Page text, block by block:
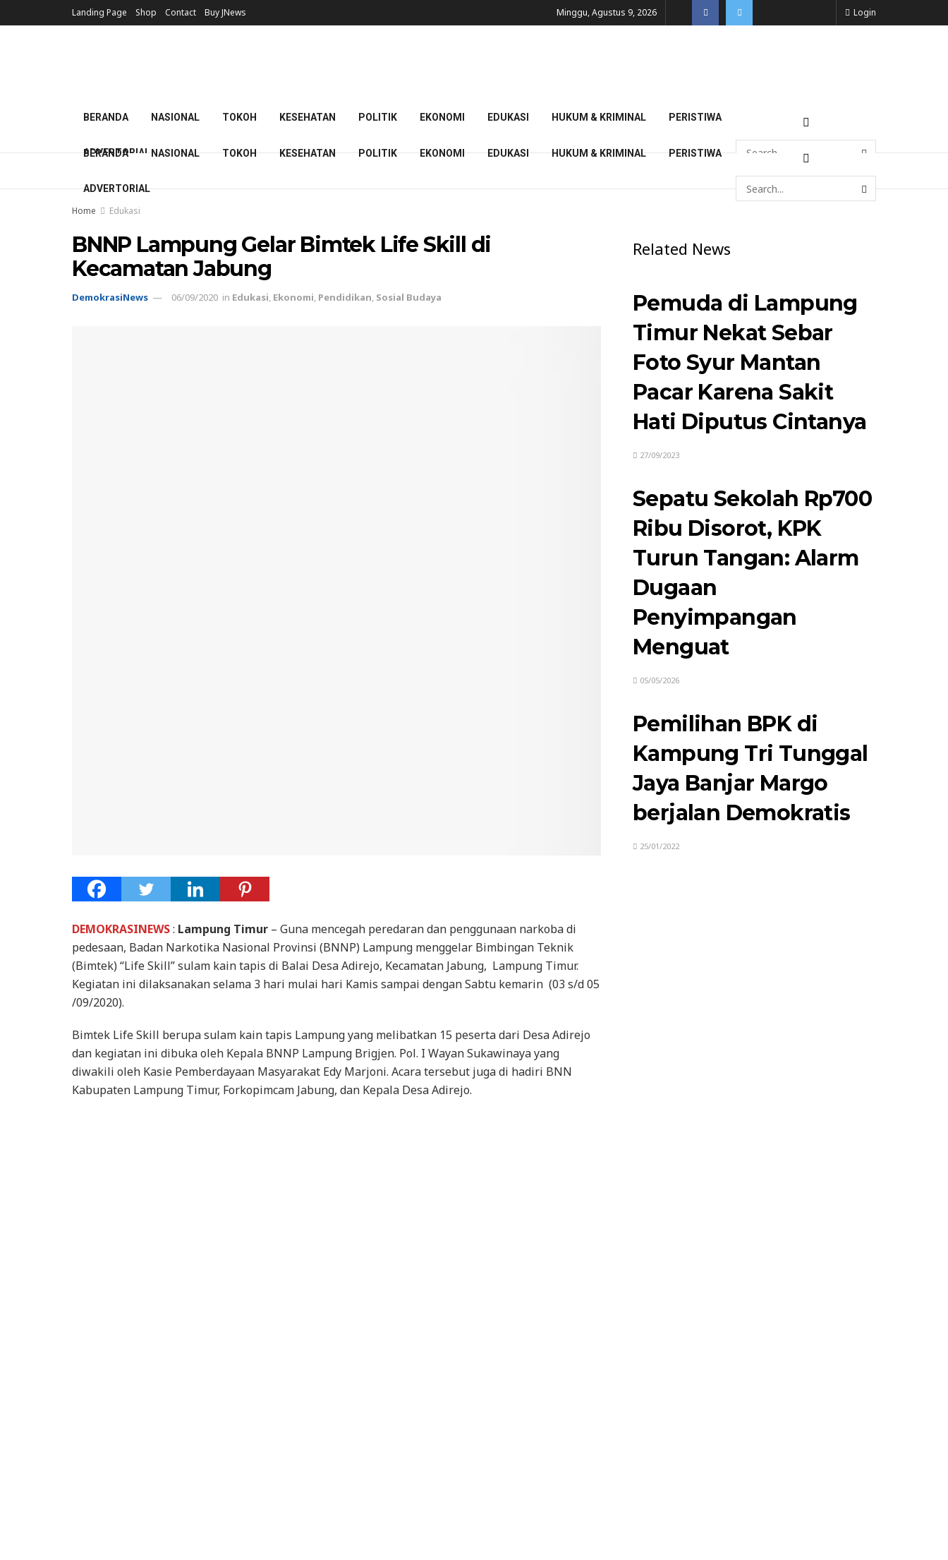
Landing Page Shop Contact Buy JNews Minggu, Agustus 9, 2026 Login
BERANDA NASIONAL TOKOH KESEHATAN POLITIK EKONOMI EDUKASI HUKUM & KRIMINAL PERISTIWA
ADVERTORIAL
BERANDA NASIONAL TOKOH KESEHATAN POLITIK EKONOMI EDUKASI HUKUM & KRIMINAL PERISTIWA
ADVERTORIAL
Home Edukasi
BNNP Lampung Gelar Bimtek Life Skill di
Kecamatan Jabung
DemokrasiNews 06/09/2020 in Edukasi, Ekonomi, Pendidikan, Sosial Budaya
DEMOKRASINEWS: Lampung Timur – Guna mencegah peredaran dan penggunaan narkoba di
pedesaan, Badan Narkotika Nasional Provinsi (BNNP) Lampung menggelar Bimbingan Teknik
(Bimtek) “Life Skill” sulam kain tapis di Balai Desa Adirejo, Kecamatan Jabung, Lampung Timur.
Kegiatan ini dilaksanakan selama 3 hari mulai hari Kamis sampai dengan Sabtu kemarin (03 s/d 05
/09/2020).
Bimtek Life Skill berupa sulam kain tapis Lampung yang melibatkan 15 peserta dari Desa Adirejo
dan kegiatan ini dibuka oleh Kepala BNNP Lampung Brigjen. Pol. I Wayan Sukawinaya yang
diwakili oleh Kasie Pemberdayaan Masyarakat Edy Marjoni. Acara tersebut juga di hadiri BNN
Kabupaten Lampung Timur, Forkopimcam Jabung, dan Kepala Desa Adirejo.
Related News
Pemuda di Lampung
Timur Nekat Sebar
Foto Syur Mantan
Pacar Karena Sakit
Hati Diputus Cintanya
27/09/2023
Sepatu Sekolah Rp700
Ribu Disorot, KPK
Turun Tangan: Alarm
Dugaan
Penyimpangan
Menguat
05/05/2026
Pemilihan BPK di
Kampung Tri Tunggal
Jaya Banjar Margo
berjalan Demokratis
25/01/2022